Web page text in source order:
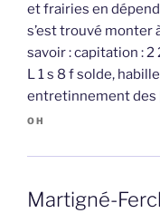
et frairies en
s’est trouvé monter
savoir : capitation : 2
L 1 s 8 f solde,
entretinnement des
OH
Martigné-